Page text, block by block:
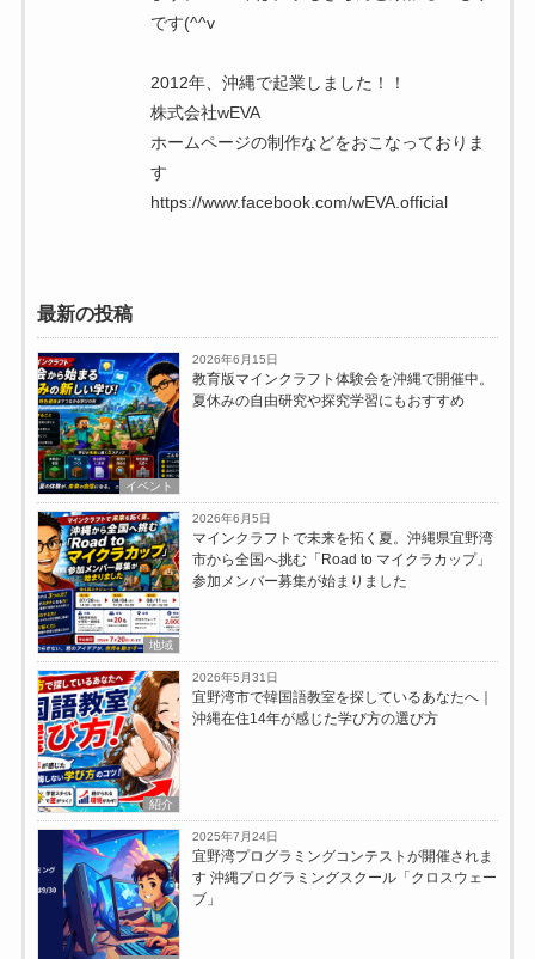
です(^^v
2012年、沖縄で起業しました！！
株式会社wEVA
ホームページの制作などをおこなっておりま
す
https://www.facebook.com/wEVA.official
最新の投稿
イベント
2026年6月15日
教育版マインクラフト体験会を沖縄で開催中。
夏休みの自由研究や探究学習にもおすすめ
地域
2026年6月5日
マインクラフトで未来を拓く夏。沖縄県宜野湾
市から全国へ挑む「Road to マイクラカップ」
参加メンバー募集が始まりました
紹介
2026年5月31日
宜野湾市で韓国語教室を探しているあなたへ｜
沖縄在住14年が感じた学び方の選び方
2025年7月24日
宜野湾プログラミングコンテストが開催されま
す 沖縄プログラミングスクール「クロスウェー
ブ」